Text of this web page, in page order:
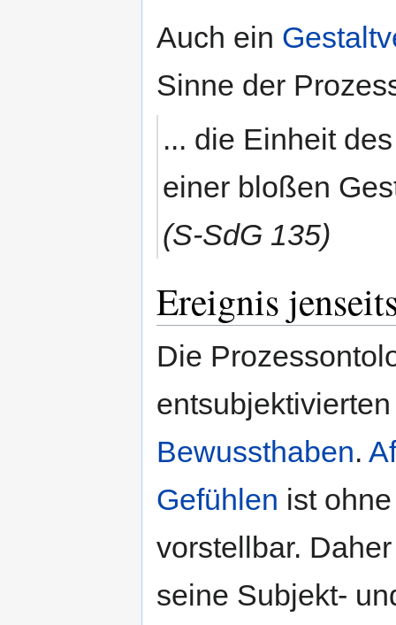
Auch ein
Sinne der
... die Einheit
einer bloßen
(S-SdG 135)
Ereignis
Die
Bewussthaben.
Gefühlen ist
vorstellbar.
seine Subjekt-